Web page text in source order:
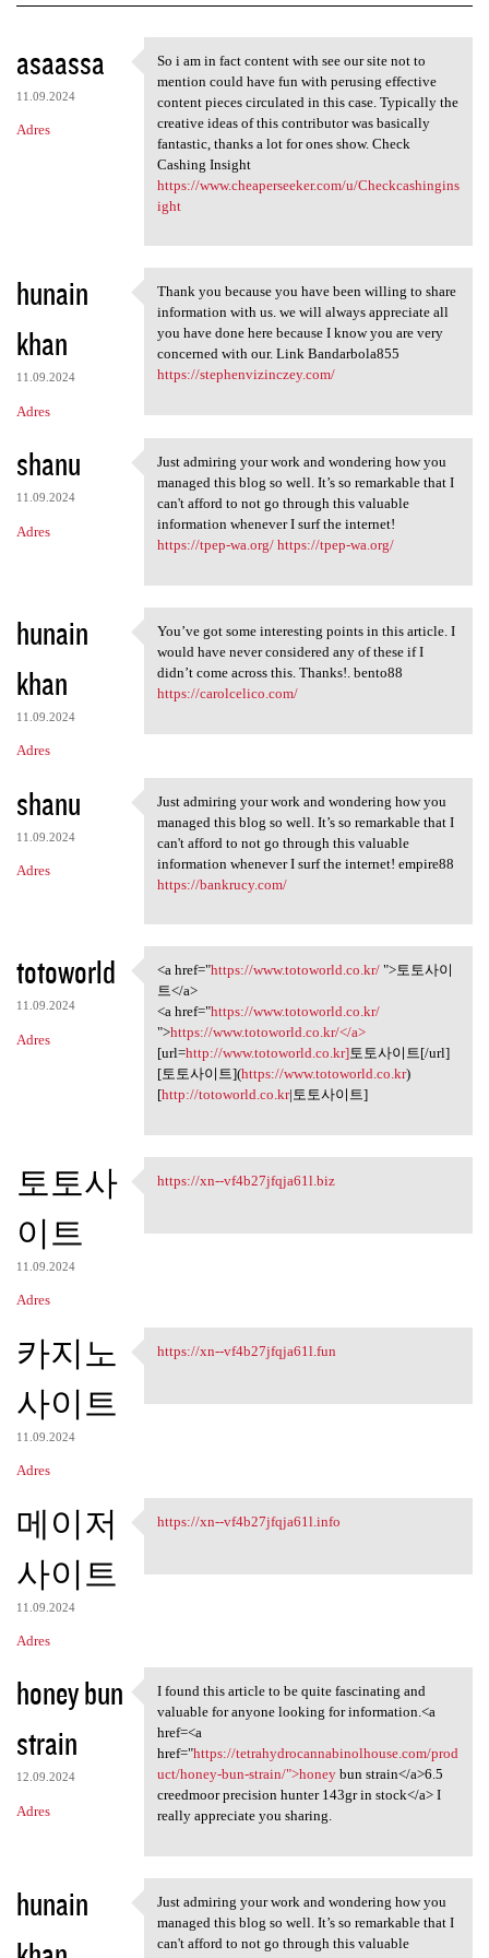
K
o
m
e
z
e
asaassa
11.09.2024
Adres
So i am in fact content with
So i am in fact content with see our site not to
mention could have fun with perusing effective
content pieces circulated in this case. Typically the
creative ideas of this contributor was basically
fantastic, thanks a lot for ones show. Check
Cashing Insight
https://www.cheaperseeker.com/u/Checkcashingins
ight
hunain
khan
11.09.2024
Adres
Thank you because you have
Thank you because you have been willing to share
information with us. we will always appreciate all
you have done here because I know you are very
concerned with our. Link Bandarbola855
https://stephenvizinczey.com/
shanu
11.09.2024
Adres
Just admiring your work and
Just admiring your work and wondering how you
managed this blog so well. It’s so remarkable that I
can't afford to not go through this valuable
information whenever I surf the internet!
https://tpep-wa.org/ https://tpep-wa.org/
hunain
khan
11.09.2024
Adres
You’ve got some interesting
You’ve got some interesting points in this article. I
would have never considered any of these if I
didn’t come across this. Thanks!. bento88
https://carolcelico.com/
shanu
11.09.2024
Adres
Just admiring your work and
Just admiring your work and wondering how you
managed this blog so well. It’s so remarkable that I
can't afford to not go through this valuable
information whenever I surf the internet! empire88
https://bankrucy.com/
totoworld
11.09.2024
Adres
<a href="https://www
<a href="https://www.totoworld.co.kr/">토토사이
트</a>
<a href="https://www.totoworld.co.kr/
">https://www.totoworld.co.kr/</a>
[url=http://www.totoworld.co.kr]토토사이트[/url]
[토토사이트](https://www.totoworld.co.kr)
[http://totoworld.co.kr|토토사이트]
토토사
이트
11.09.2024
Adres
https://xn--vf4b27jfqja61l
https://xn--vf4b27jfqja61l.biz
카지노
사이트
11.09.2024
Adres
https://xn--vf4b27jfqja61l
https://xn--vf4b27jfqja61l.fun
메이저
사이트
11.09.2024
Adres
https://xn--vf4b27jfqja61l
https://xn--vf4b27jfqja61l.info
honey bun
strain
12.09.2024
Adres
I found this article to be
I found this article to be quite fascinating and
valuable for anyone looking for information.<a
href=<a
href="https://tetrahydrocannabinolhouse.com/prod
uct/honey-bun-strain/">honeybun strain</a>6.5
creedmoor precision hunter 143gr in stock</a> I
really appreciate you sharing.
hunain
Just admiring your work and
Just admiring your work and wondering how you
managed this blog so well. It’s so remarkable that I
can't afford to not go through this valuable